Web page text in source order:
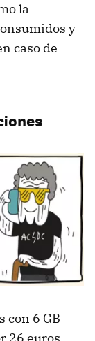
la
y
caso de
con 6 GB